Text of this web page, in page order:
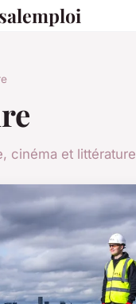
cinéma et littérature